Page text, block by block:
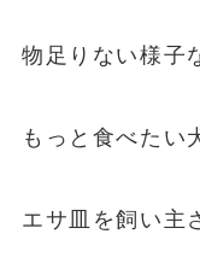
物足りない様子
もっと食べたい
エサ皿を飼い主